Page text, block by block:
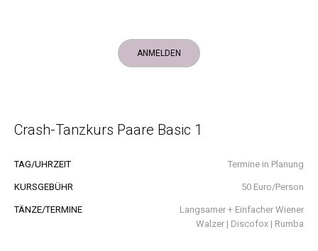
ANMELDEN
Crash-Tanzkurs Paare Basic 1
TAG/UHRZEIT Termine in Planung
KURSGEBÜHR 50 Euro/Person
TÄNZE/TERMINE
Langsamer + Einfacher Wiener
Walzer | Discofox | Rumba